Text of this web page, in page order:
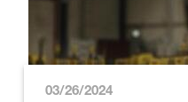
03/26/2024